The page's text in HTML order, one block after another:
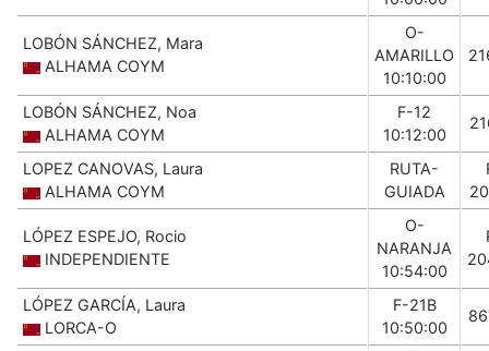
LOBÓN SÁNCHEZ, Mara
ALHAMA COYM
O-
AMARILLO
10:10:00
LOBÓN SÁNCHEZ, Noa
ALHAMA COYM
F-12
10:12:00
LOPEZ CANOVAS, Laura
ALHAMA COYM
RUTA-
GUIADA
LÓPEZ ESPEJO, Rocio
INDEPENDIENTE
O-
NARANJA
10:54:00
LÓPEZ GARCÍA, Laura
LORCA-O
F-21B
10:50:00